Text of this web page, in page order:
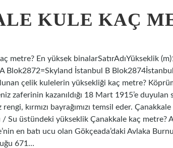
KULE KAÇ
metre? En yüksek binalarSatırAdıYükseklik
Blok2872=Skyland İstanbul B
çelik kulelerin yüksekliği kaç metre?
zaferinin kazanıldığı 18 Mart 1915’e duyulan
rengi, kırmızı bayrağımızı temsil eder.
Su üstündeki yükseklik Çanakkale kaç metre?
en batı ucu olan Gökçeada’daki Avlaka
671…